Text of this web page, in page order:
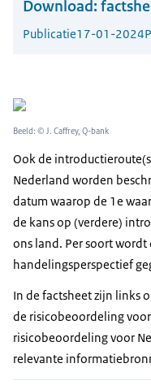
Download:
Publicatie17-01-2024
Beeld: © J. Caffrey, Q-bank
Ook de
Nederland worden
datum waarop de 1e
de kans op (verdere)
ons land. Per soort
handelingsperspectief
In de factsheet zijn links
de risicobeoordeling
risicobeoordeling voor
relevante